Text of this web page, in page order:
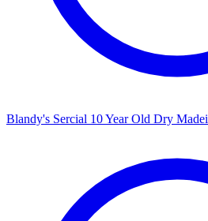
Blandy's Sercial 10 Year Old Dry